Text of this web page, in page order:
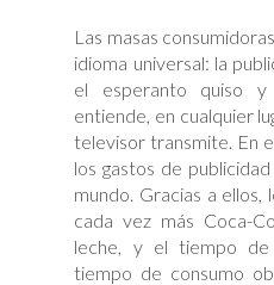
Las masas
idioma universal: la
el esperanto quiso y
entiende, en cualquier
televisor transmite. En
los gastos de
mundo. Gracias a ellos,
cada vez más Coca-
leche, y el tiempo
tiempo de consumo